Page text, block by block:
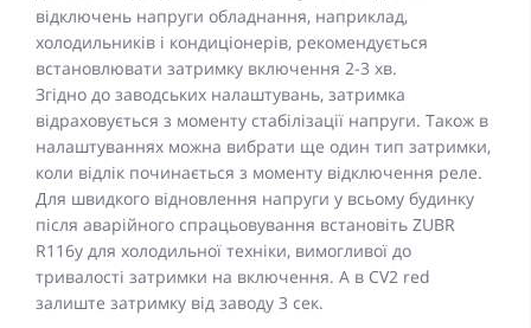
відключень напруги обладнання, наприклад,
холодильників і кондиціонерів, рекомендується
встановлювати затримку включення 2-3 хв.
Згідно до заводських налаштувань, затримка
відраховується з моменту стабілізації напруги. Також в
налаштуваннях можна вибрати ще один тип затримки,
коли відлік починається з моменту відключення реле.
Для швидкого відновлення напруги у всьому будинку
після аварійного спрацьовування встановіть ZUBR
R116y для холодильної техніки, вимогливої до
тривалості затримки на включення. А в CV2 red
залиште затримку від заводу 3 сек.